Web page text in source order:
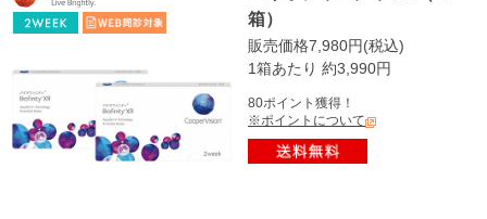
箱）
販売価格7,980円(税込)
1箱あたり 約3,990円
80ポイント獲得！
※ポイントについて